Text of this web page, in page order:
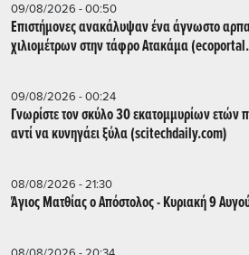
09/08/2026 - 00:50
Επιστήμονες ανακάλυψαν ένα άγνωστο
χιλιομέτρων στην τάφρο Ατακάμα
09/08/2026 - 00:24
Γνωρίστε τον σκύλο 30 εκατομμυρίων
αντί να κυνηγάει ξύλα (scitechdaily.com)
08/08/2026 - 21:30
Άγιος Ματθίας ο Απόστολος - Κυριακή 9